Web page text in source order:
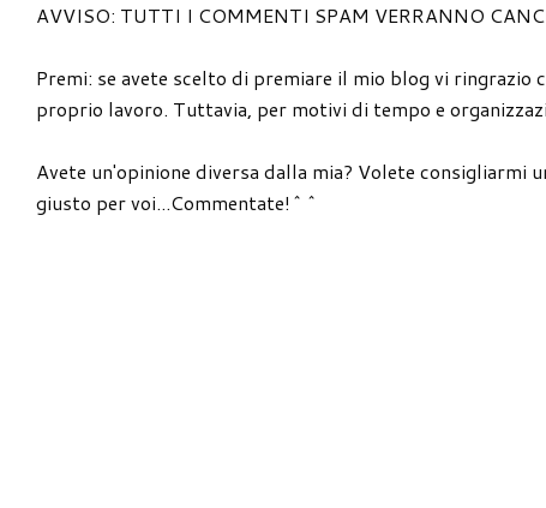
AVVISO: TUTTI I COMMENTI SPAM VERRANNO
Premi: se avete scelto di premiare il mio blog vi
proprio lavoro. Tuttavia, per motivi di tempo e
Avete un'opinione diversa dalla mia? Volete
giusto per voi...Commentate!^^